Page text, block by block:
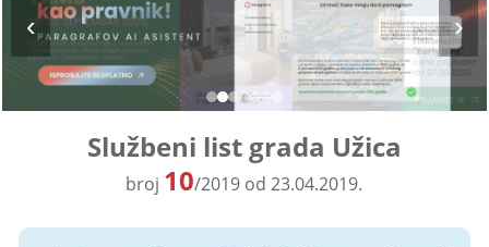
Službeni list grada Užica
broj 10/2019 od 23.04.2019.